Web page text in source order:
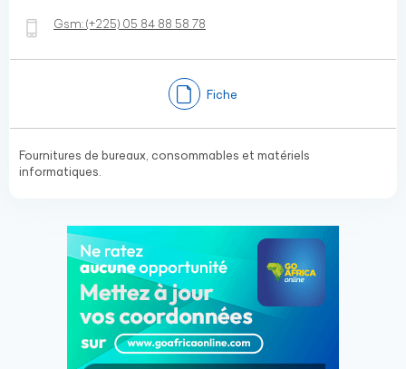
Gsm:(+225) 05 84 88 58 78
Fiche
Fournitures de bureaux, consommables et matériels
informatiques.